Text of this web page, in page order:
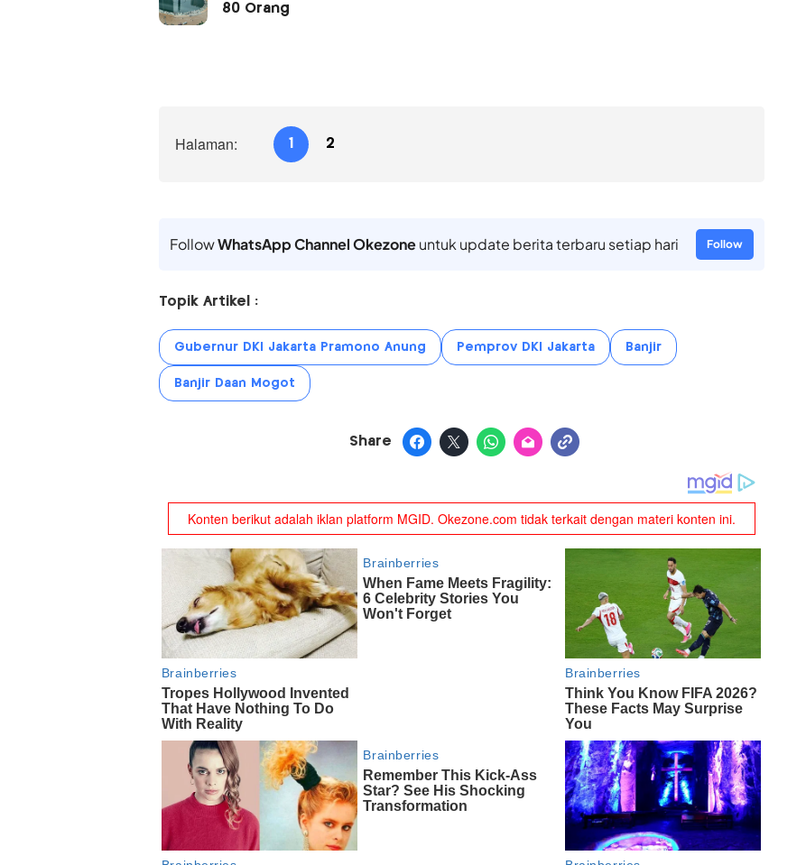
80 Orang
Halaman: 1 2
FollowWhatsApp Channel Okezoneuntuk update berita terbaru setiap hari Follow
Topik Artikel :
Gubernur DKI Jakarta Pramono Anung Pemprov DKI Jakarta Banjir
Banjir Daan Mogot
Share